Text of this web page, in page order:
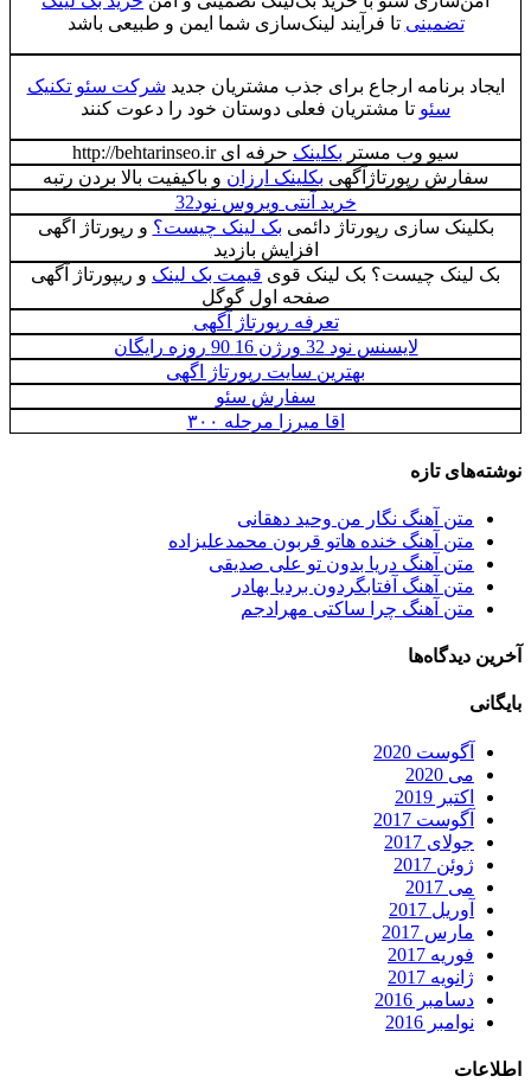
تضمینی تا فرآیند لینک‌سازی شما ایمن و طبیعی باشد
ایجاد برنامه ارجاع برای جذب مشتریان جدید شرکت سئو تکنیک
سئو تا مشتریان فعلی دوستان خود را دعوت کنند
سیو وب مستر بکلینک حرفه ای http://behtarinseo.ir
سفارش رپورتاژآگهی بکلینک ارزان و باکیفیت بالا بردن رتبه
خرید آنتی ویروس نود32
بکلینک سازی رپورتاژ دائمی بک لینک چیست؟ و رپورتاژ اگهی
افزایش بازدید
بک لینک چیست؟ بک لینک قوی قیمت بک لینک و ریپورتاژ آگهی
صفحه اول گوگل
تعرفه رپورتاژ آگهی
لایسنس نود 32 ورژن 16 90 روزه رایگان
بهترین سایت رپورتاژ اگهی
سفارش سئو
اقا میرزا مرحله ۳۰۰
نوشته‌های تازه
متن آهنگ نگار من وحید دهقانی
متن آهنگ خنده هاتو قربون محمدعلیزاده
متن آهنگ دریا بدون تو علی صدیقی
متن آهنگ آفتابگردون بردیا بهادر
متن آهنگ چرا ساکتی مهرادجم
آخرین دیدگاه‌ها
بایگانی
آگوست 2020
می 2020
اکتبر 2019
آگوست 2017
جولای 2017
ژوئن 2017
می 2017
آوریل 2017
مارس 2017
فوریه 2017
ژانویه 2017
دسامبر 2016
نوامبر 2016
اطلاعات